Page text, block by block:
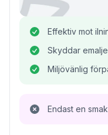
Effektiv mot
Skyddar
Miljövänlig
Endast en smak